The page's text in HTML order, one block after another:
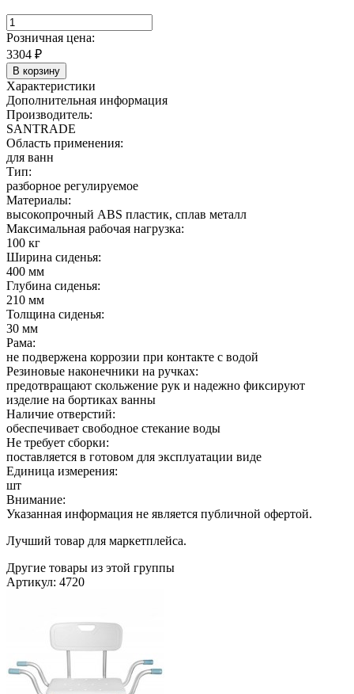
Розничная цена:
3304 ₽
В корзину
Характеристики
Дополнительная информация
Производитель:
SANTRADE
Область применения:
для ванн
Тип:
разборное регулируемое
Материалы:
высокопрочный ABS пластик, сплав металл
Максимальная рабочая нагрузка:
100 кг
Ширина сиденья:
400 мм
Глубина сиденья:
210 мм
Толщина сиденья:
30 мм
Рама:
не подвержена коррозии при контакте с водой
Резиновые наконечники на ручках:
предотвращают скольжение рук и надежно фиксируют
изделие на бортиках ванны
Наличие отверстий:
обеспечивает свободное стекание воды
Не требует сборки:
поставляется в готовом для эксплуатации виде
Единица измерения:
шт
Внимание:
Указанная информация не является публичной офертой.
Лучший товар для маркетплейса.
Другие товары из этой группы
Артикул: 4720